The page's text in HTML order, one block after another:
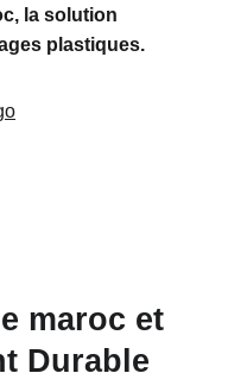
la solution
plastiques.
maroc et
Durable